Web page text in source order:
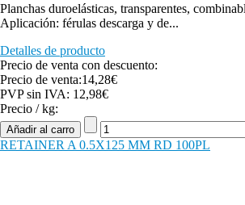
Planchas duroelásticas, transparentes,
Aplicación: férulas descarga y de...
Detalles de producto
Precio de venta con descuento:
Precio de venta:14,28€
PVP sin IVA: 12,98€
Precio / kg:
RETAINER A 0.5X125 MM RD 100PL